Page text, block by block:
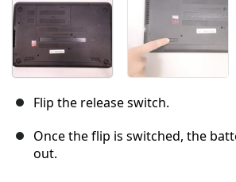
Flip the release switch.
Once the flip is switched, the
out.